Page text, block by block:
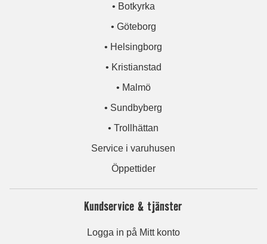
• Botkyrka
• Göteborg
• Helsingborg
• Kristianstad
• Malmö
• Sundbyberg
• Trollhättan
Service i varuhusen
Öppettider
Kundservice & tjänster
Logga in på Mitt konto